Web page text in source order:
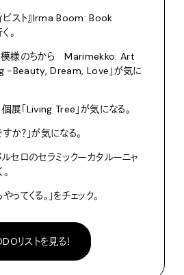
ィビスト』Irma Boom: Book
。
模様のちから Marimekko: Art
Beauty, Dream, Love」が気に
「Living Tree」が気になる。
か？」が気になる。
ルセロのセラミックーカタルーニャ
ってくる。」をチェック。
リストを見る！